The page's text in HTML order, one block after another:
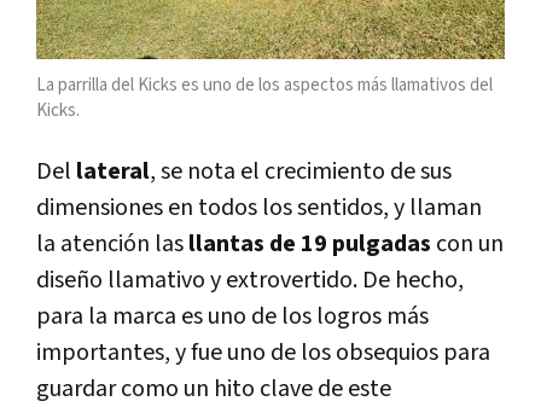
La parrilla del Kicks es uno de los aspectos más llamativos del
Kicks.
Del lateral, se nota el crecimiento de sus
dimensiones en todos los sentidos, y llaman
la atención lasllantas de 19 pulgadas con un
diseño llamativo y extrovertido. De hecho,
para la marca es uno de los logros más
importantes, y fue uno de los obsequios para
guardar como un hito clave de este